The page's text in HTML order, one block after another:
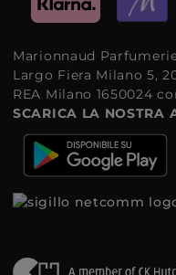
Marionnaud
Largo Fiera Milano 5,
REA Milano 1650024
SCARICA LA NOSTRA